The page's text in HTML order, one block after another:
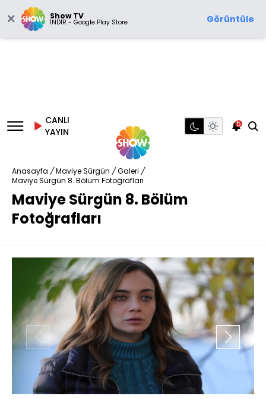
Show TV
İNDİR - Google Play Store Görüntüle
CANLI
YAYIN
5
Anasayfa / Maviye Sürgün / Galeri /
Maviye Sürgün 8. Bölüm Fotoğrafları
Maviye Sürgün 8. Bölüm
Fotoğrafları